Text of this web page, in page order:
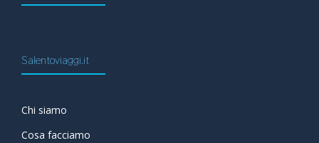
Salentoviaggi.it
Chi siamo
Cosa facciamo